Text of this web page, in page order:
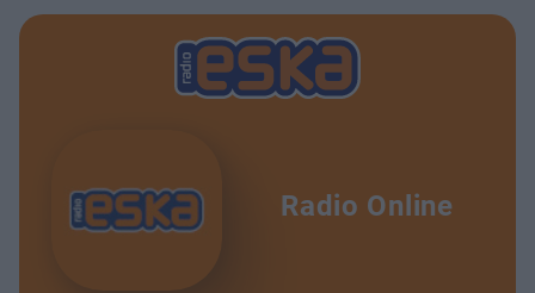
Radio Online